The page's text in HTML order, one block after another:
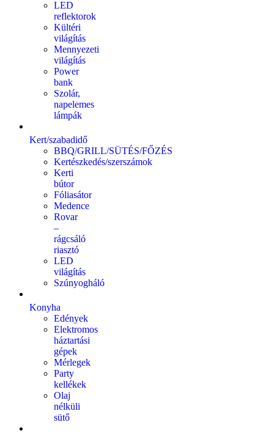
LED
reflektorok
Kültéri
világítás
Mennyezeti
világítás
Power
bank
Szolár,
napelemes
lámpák
Kert/szabadidő
BBQ/GRILL/SÜTÉS/FŐZÉS
Kertészkedés/szerszámok
Kerti
bútor
Fóliasátor
Medence
Rovar
–
rágcsáló
riasztó
LED
világítás
Szúnyogháló
Konyha
Edények
Elektromos
háztartási
gépek
Mérlegek
Party
kellékek
Olaj
nélküli
sütő